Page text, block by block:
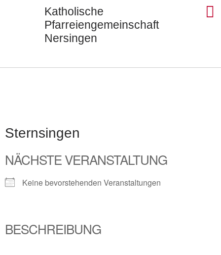
Katholische
Pfarreiengemeinschaft
Nersingen
Sternsingen
NÄCHSTE VERANSTALTUNG
Keine bevorstehenden Veranstaltungen
BESCHREIBUNG